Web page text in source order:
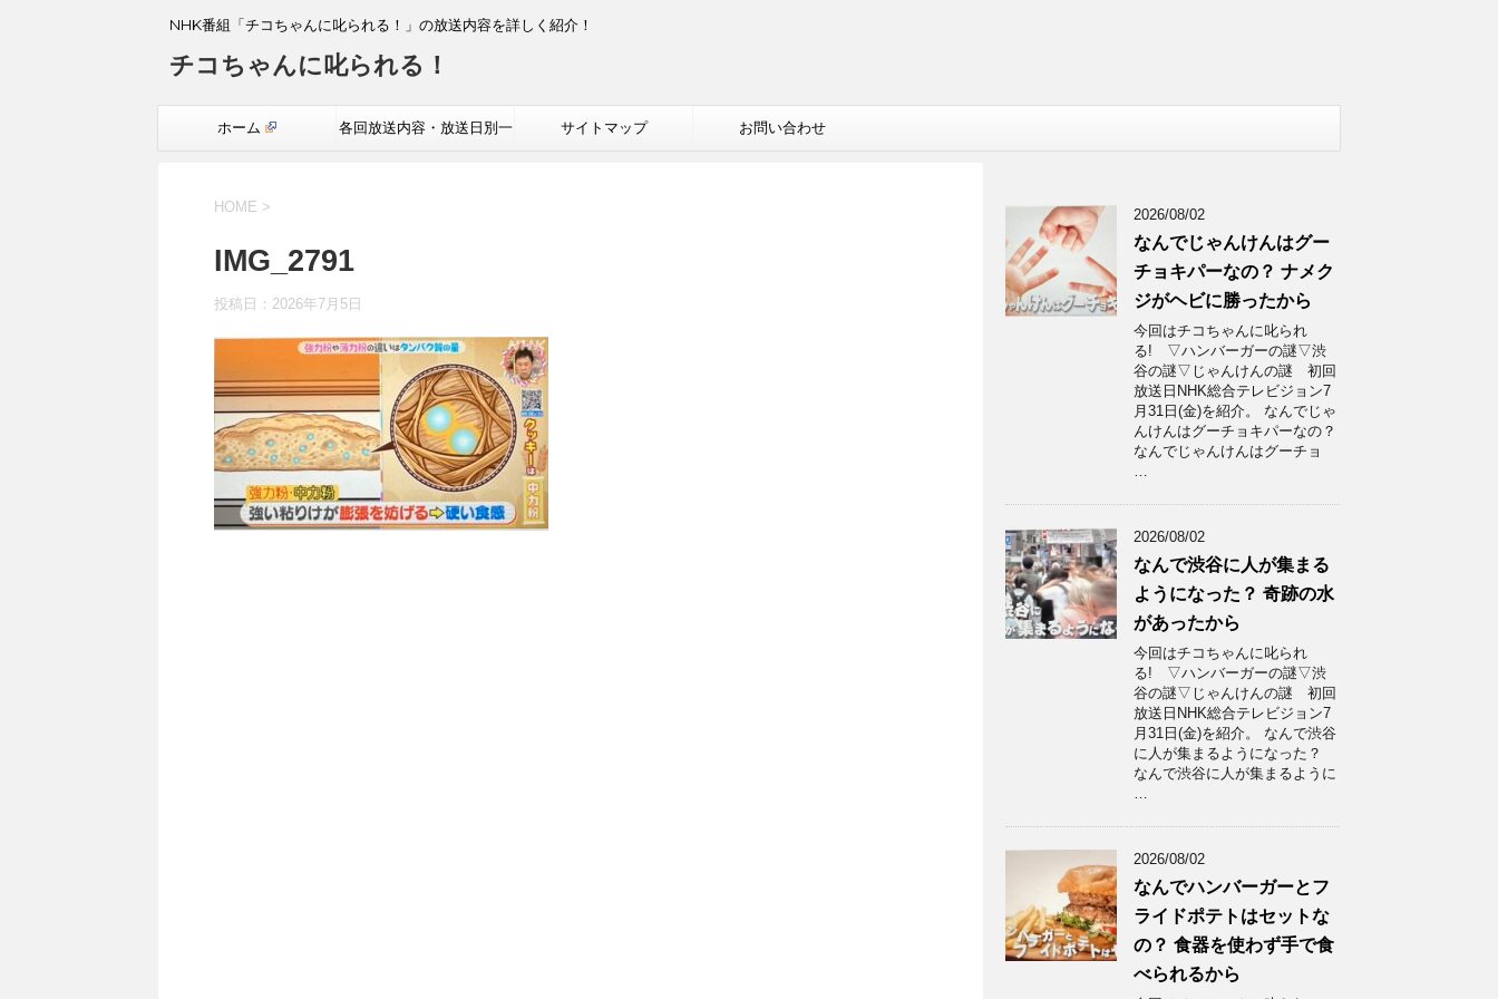
NHK番組「チコちゃんに叱られる！」の放送内容を詳しく紹介！
チコちゃんに叱られる！
ホーム 各回放送内容・放送日別一 サイトマップ お問い合わせ
HOME >
IMG_2791
投稿日： 2026年7月5日
2026/08/02
なんでじゃんけんはグー
チョキパーなの？ ナメク
ジがヘビに勝ったから
今回はチコちゃんに叱られ
る! ▽ハンバーガーの謎▽渋
谷の謎▽じゃんけんの謎 初回
放送日NHK総合テレビジョン7
月31日(金)を紹介。 なんでじゃ
んけんはグーチョキパーなの？
なんでじゃんけんはグーチョ
…
2026/08/02
なんで渋谷に人が集まる
ようになった？ 奇跡の水
があったから
今回はチコちゃんに叱られ
る! ▽ハンバーガーの謎▽渋
谷の謎▽じゃんけんの謎 初回
放送日NHK総合テレビジョン7
月31日(金)を紹介。 なんで渋谷
に人が集まるようになった？
なんで渋谷に人が集まるように
…
2026/08/02
なんでハンバーガーとフ
ライドポテトはセットな
の？ 食器を使わず手で食
べられるから